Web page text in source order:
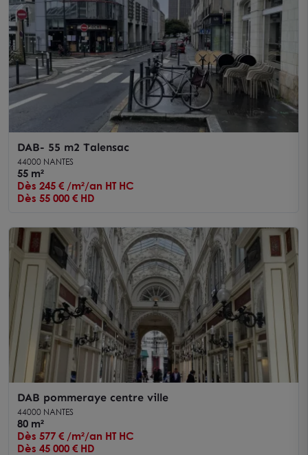
DAB- 55 m2 Talensac
44000 NANTES
55 m²
Dès 245 € /m²/an HT HC
Dès 55 000 € HD
DAB pommeraye centre ville
44000 NANTES
80 m²
Dès 577 € /m²/an HT HC
Dès 45 000 € HD